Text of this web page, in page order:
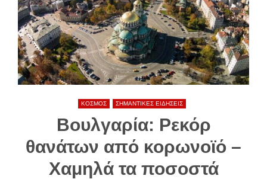
ΚΟΣΜΟΣ ΣΗΜΑΝΤΙΚΕΣ ΕΙΔΗΣΕΙΣ
Βουλγαρία: Ρεκόρ
θανάτων από κορωνοϊό –
Χαμηλά τα ποσοστά